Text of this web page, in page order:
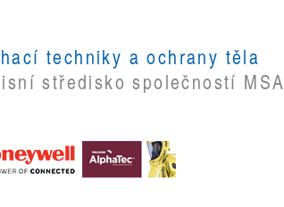
techniky a ochrany těla
středisko společností MSA